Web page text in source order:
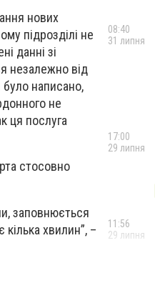
нових
підрозділі не
данні зі
незалежно від
написано,
не
ця послуга
стосовно
заповнюється
хвилин”, –
08:40
31 липня
17:00
29 липня
11:56
29 липня